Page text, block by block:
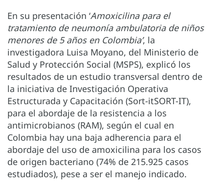
En su presentación ‘Amoxicilina para el
tratamiento de neumonía ambulatoria de niños
menores de 5 años en Colombia’, la
investigadora Luisa Moyano, del Ministerio de
Salud y Protección Social (MSPS), explicó los
resultados de un estudio transversal dentro de
la iniciativa de Investigación Operativa
Estructurada y Capacitación (Sort-itSORT-IT),
para el abordaje de la resistencia a los
antimicrobianos (RAM), según el cual en
Colombia hay una baja adherencia para el
abordaje del uso de amoxicilina para los casos
de origen bacteriano (74% de 215.925 casos
estudiados), pese a ser el manejo indicado.